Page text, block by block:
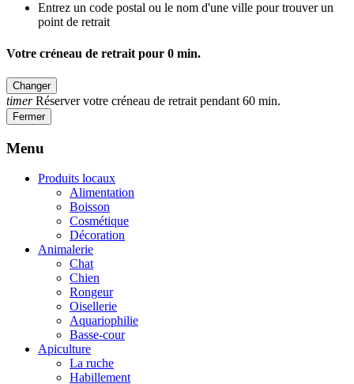
Entrez un code postal ou le nom d'une ville pour trouver un
point de retrait
Votre créneau de retrait pour 0 min.
Changer
timerRéserver votre créneau de retrait pendant 60 min.
Fermer
Menu
Produits locaux
Alimentation
Boisson
Cosmétique
Décoration
Animalerie
Chat
Chien
Rongeur
Oisellerie
Aquariophilie
Basse-cour
Apiculture
La ruche
Habillement